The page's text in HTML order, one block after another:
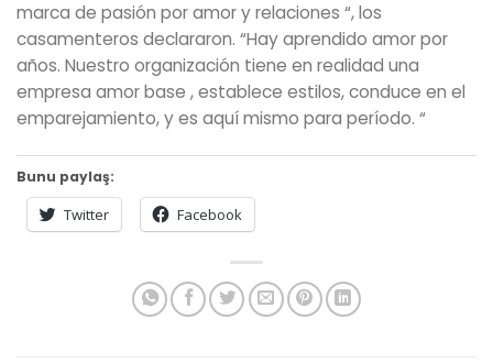
marca de pasión por amor y relaciones “, los
casamenteros declararon. “Hay aprendido amor por
años. Nuestro organización tiene en realidad una
empresa amor base , establece estilos, conduce en el
emparejamiento, y es aquí mismo para período. “
Bunu paylaş:
Twitter Facebook